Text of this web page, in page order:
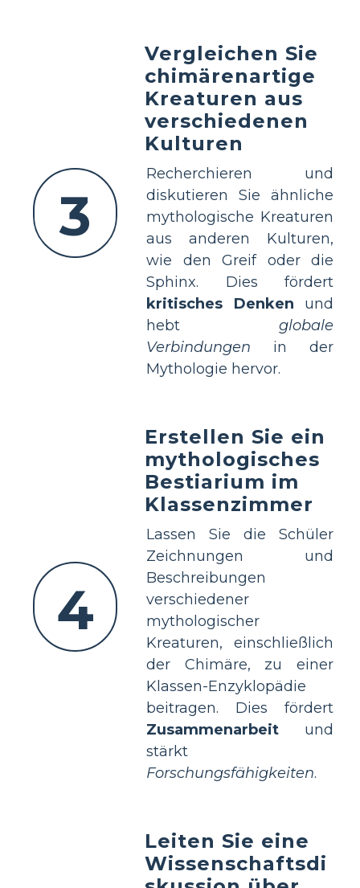
3
Vergleichen Sie
chimärenartige
Kreaturen aus
verschiedenen
Kulturen
Recherchieren und
diskutieren Sie ähnliche
mythologische Kreaturen
aus anderen Kulturen,
wie den Greif oder die
Sphinx. Dies fördert
kritisches Denken und
hebt globale
Verbindungen in der
Mythologie hervor.
4
Erstellen Sie ein
mythologisches
Bestiarium im
Klassenzimmer
Lassen Sie die Schüler
Zeichnungen und
Beschreibungen
verschiedener
mythologischer
Kreaturen, einschließlich
der Chimäre, zu einer
Klassen-Enzyklopädie
beitragen. Dies fördert
Zusammenarbeit und
stärkt
Forschungsfähigkeiten.
Leiten Sie eine
Wissenschaftsdi